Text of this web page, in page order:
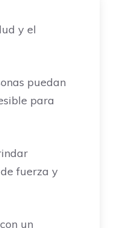
y el
puedan
para
fuerza y
un